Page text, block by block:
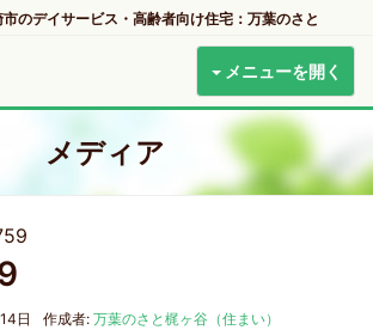
のデイサービス・高齢者向け住宅：万葉のさと
メニューを開く
メディア
日 作成者: 万葉のさと梶ヶ谷（住まい）